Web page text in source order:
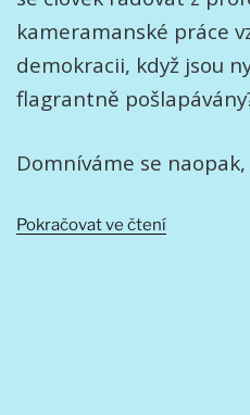
kameramanské práce
demokracii, když jsou
flagrantně
Domníváme se
Pokračovat ve čtení„Etika